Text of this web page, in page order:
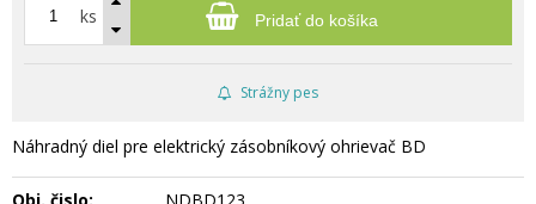
ks Pridať do košíka
Strážny pes
Náhradný diel pre elektrický zásobníkový ohrievač BD